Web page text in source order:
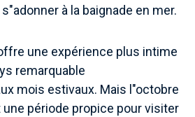
à la baignade en mer.
une expérience plus intime
remarquable
mois estivaux. Mais l"octobre
période propice pour visiter